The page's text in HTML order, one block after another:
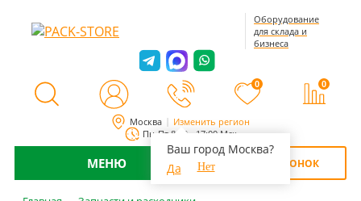
Москва Изменить регион
Ваш город Москва?
Да
Нет
Пн-Пт 8:00 - 17:00 Мск
Оборудование
для склада и
бизнеса
0 0
МЕНЮ ОБРАТНЫЙ ЗВОНОК